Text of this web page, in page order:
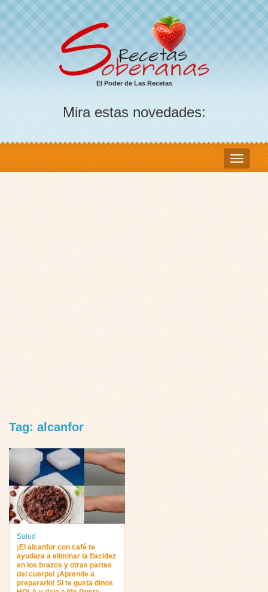
El Poder de Las Recetas
Mira estas novedades:
Tag: alcanfor
Salud
¡El alcanfor con café te
ayudara a eliminar la flacidez
en los brazos y otras partes
del cuerpo! ¡Aprende a
prepararlo! Si te gusta dinos